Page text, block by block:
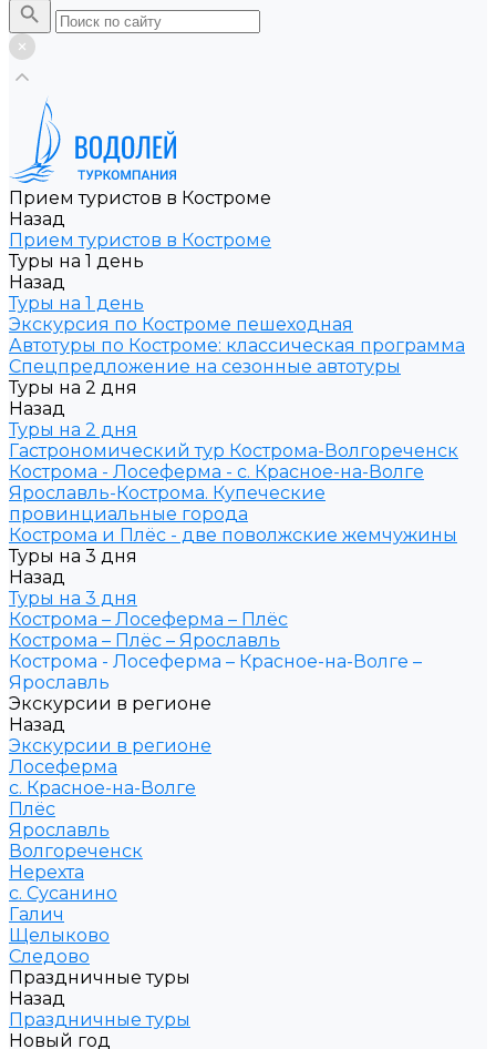
Прием туристов в Костроме
Назад
Прием туристов в Костроме
Туры на 1 день
Назад
Туры на 1 день
Экскурсия по Костроме пешеходная
Автотуры по Костроме: классическая программа
Спецпредложение на сезонные автотуры
Туры на 2 дня
Назад
Туры на 2 дня
Гастрономический тур Кострома-Волгореченск
Кострома - Лосеферма - с. Красное-на-Волге
Ярославль-Кострома. Купеческие
провинциальные города
Кострома и Плёс - две поволжские жемчужины
Туры на 3 дня
Назад
Туры на 3 дня
Кострома – Лосеферма – Плёс
Кострома – Плёс – Ярославль
Кострома - Лосеферма – Красное-на-Волге –
Ярославль
Экскурсии в регионе
Назад
Экскурсии в регионе
Лосеферма
с. Красное-на-Волге
Плёс
Ярославль
Волгореченск
Нерехта
с. Сусанино
Галич
Щелыково
Следово
Праздничные туры
Назад
Праздничные туры
Новый год